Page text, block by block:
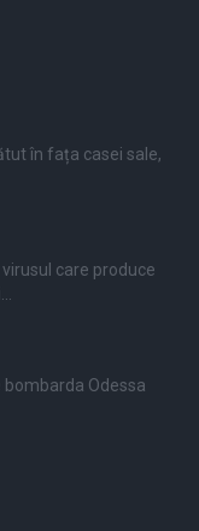
în fața casei sale,
care produce
bombarda Odessa